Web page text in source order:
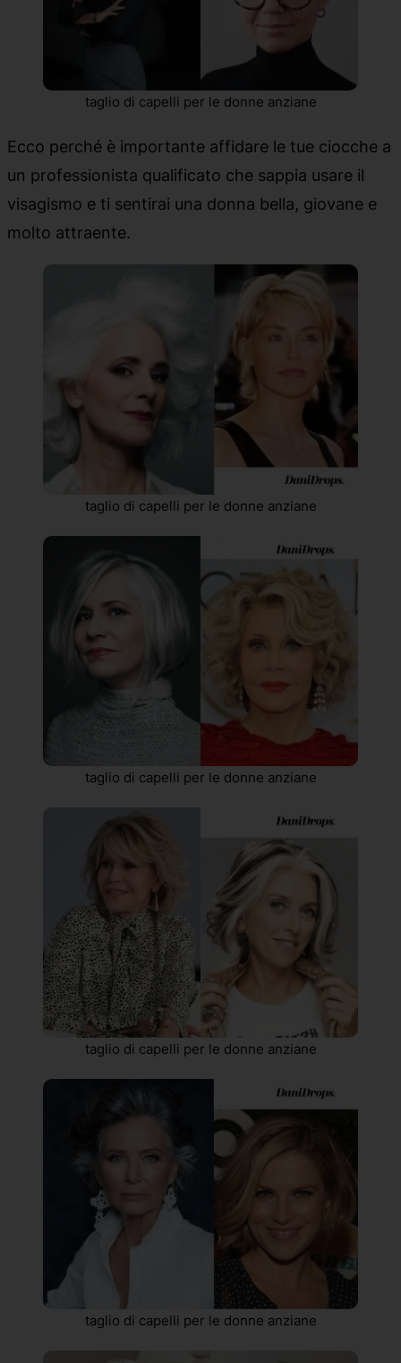
taglio di capelli per le donne anziane
Ecco perché è importante affidare le tue ciocche a
un professionista qualificato che sappia usare il
visagismo e ti sentirai una donna bella, giovane e
molto attraente.
taglio di capelli per le donne anziane
taglio di capelli per le donne anziane
taglio di capelli per le donne anziane
taglio di capelli per le donne anziane